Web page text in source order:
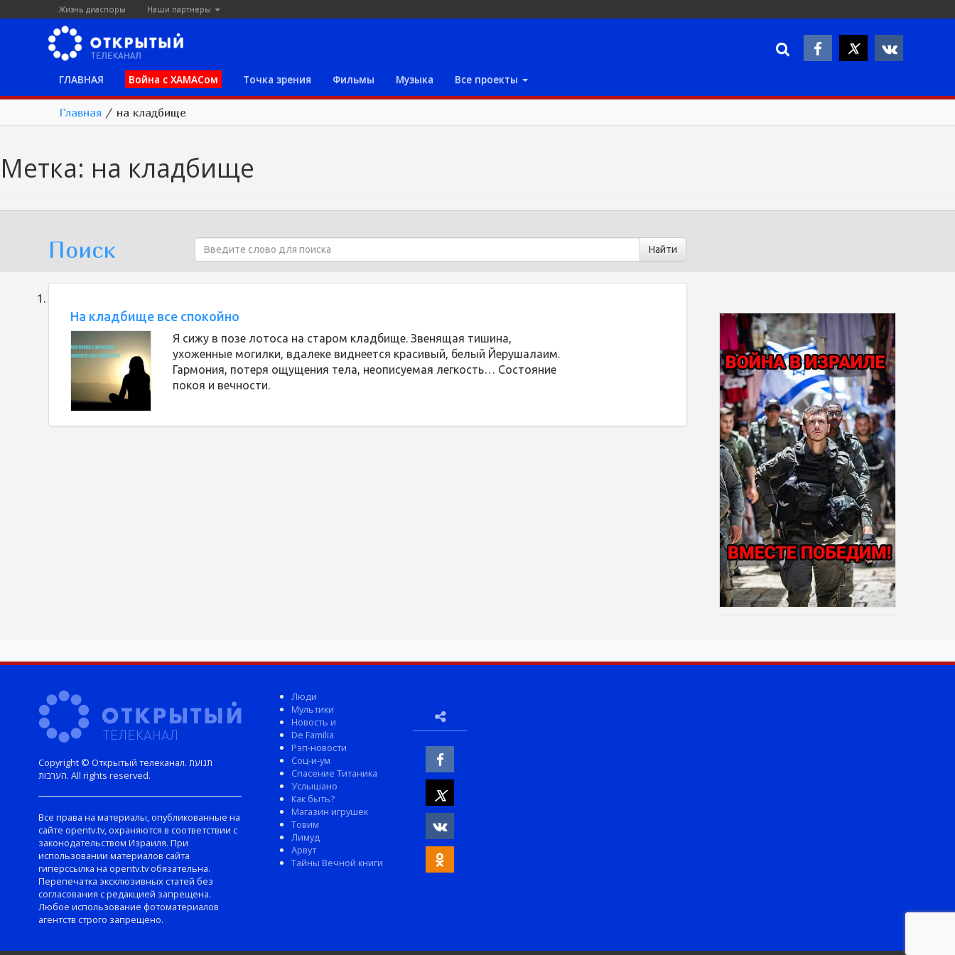
Жизнь диаспоры Наши партнеры
ГЛАВНАЯ Война с ХАМАСом Точка зрения Фильмы Музыка Все проекты
Главная / на кладбище
Метка: на кладбище
Поиск
На кладбище все спокойно
Я сижу в позе лотоса на старом кладбище. Звенящая тишина,
ухоженные могилки, вдалеке виднеется красивый, белый Йерушалаим.
Гармония, потеря ощущения тела, неописуемая легкость… Состояние
покоя и вечности.
Copyright © Открытый телеканал. תנועת
הערבות. All rights reserved.
Все права на материалы, опубликованные на
сайте opentv.tv, охраняются в соответствии с
законодательством Израиля. При
использовании материалов сайта
гиперссылка на opentv.tv обязательна.
Перепечатка эксклюзивных статей без
согласования с редакцией запрещена.
Любое использование фотоматериалов
агентств строго запрещено.
Люди
Мультики
Новость и
De Familia
Рэп-новости
Соц-и-ум
Спасение Титаника
Услышано
Как быть?
Магазин игрушек
Товим
Лимуд
Арвут
Тайны Вечной книги